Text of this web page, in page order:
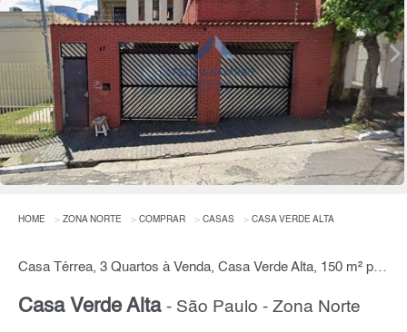
HOME ZONA NORTE COMPRAR CASAS CASA VERDE ALTA
Casa Térrea, 3 Quartos à Venda, Casa Verde Alta, 150 m² por R$ 850.000,00
Casa Verde Alta - São Paulo - Zona Norte